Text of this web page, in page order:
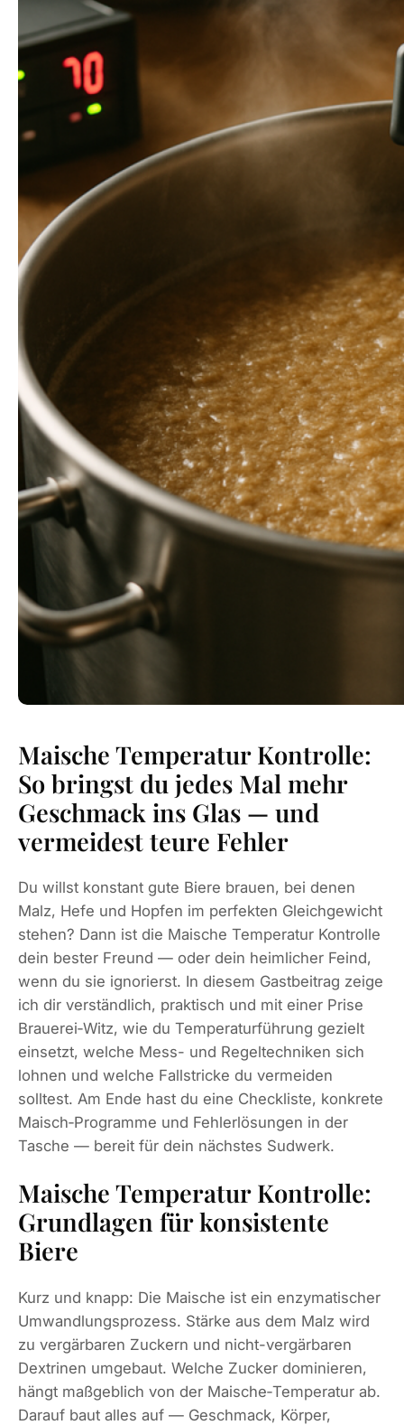
Maische Temperatur Kontrolle:
So bringst du jedes Mal mehr
Geschmack ins Glas — und
vermeidest teure Fehler
Du willst konstant gute Biere brauen, bei denen
Malz, Hefe und Hopfen im perfekten Gleichgewicht
stehen? Dann ist die Maische Temperatur Kontrolle
dein bester Freund — oder dein heimlicher Feind,
wenn du sie ignorierst. In diesem Gastbeitrag zeige
ich dir verständlich, praktisch und mit einer Prise
Brauerei‑Witz, wie du Temperaturführung gezielt
einsetzt, welche Mess- und Regeltechniken sich
lohnen und welche Fallstricke du vermeiden
solltest. Am Ende hast du eine Checkliste, konkrete
Maisch‑Programme und Fehlerlösungen in der
Tasche — bereit für dein nächstes Sudwerk.
Maische Temperatur Kontrolle:
Grundlagen für konsistente
Biere
Kurz und knapp: Die Maische ist ein enzymatischer
Umwandlungsprozess. Stärke aus dem Malz wird
zu vergärbaren Zuckern und nicht-vergärbaren
Dextrinen umgebaut. Welche Zucker dominieren,
hängt maßgeblich von der Maische‑Temperatur ab.
Darauf baut alles auf — Geschmack, Körper,